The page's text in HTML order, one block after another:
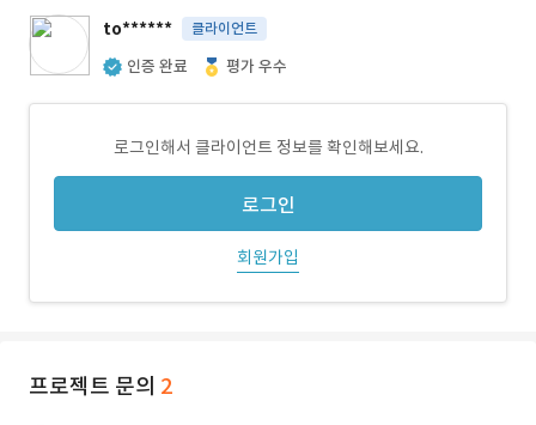
to****** 클라이언트
인증 완료 평가 우수
로그인해서 클라이언트 정보를 확인해보세요.
로그인
회원가입
프로젝트 문의 2